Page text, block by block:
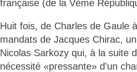
française (de la Vème
Huit fois, de Charles de Gaule
mandats de Jacques Chirac,
Nicolas Sarkozy qui, à la suite
nécessité «pressante» d'un